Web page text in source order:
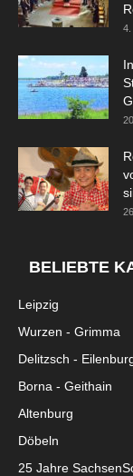
4.
BELIEBTE
Leipzig
Wurzen - Grimma
Delitzsch -
Borna - Geithain
Altenburg
Döbeln
25 Jahre